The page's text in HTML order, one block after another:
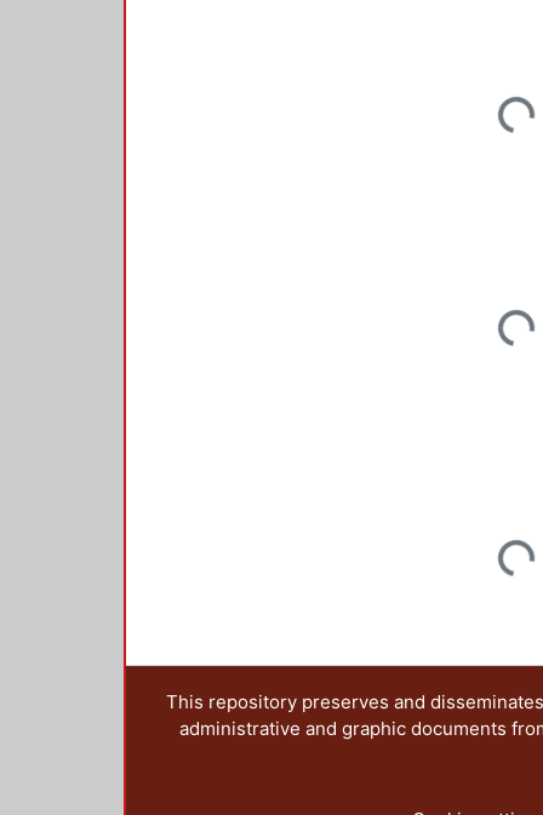
Loading...
Loading...
Loading...
This repository preserves and
administrative and graphic documents